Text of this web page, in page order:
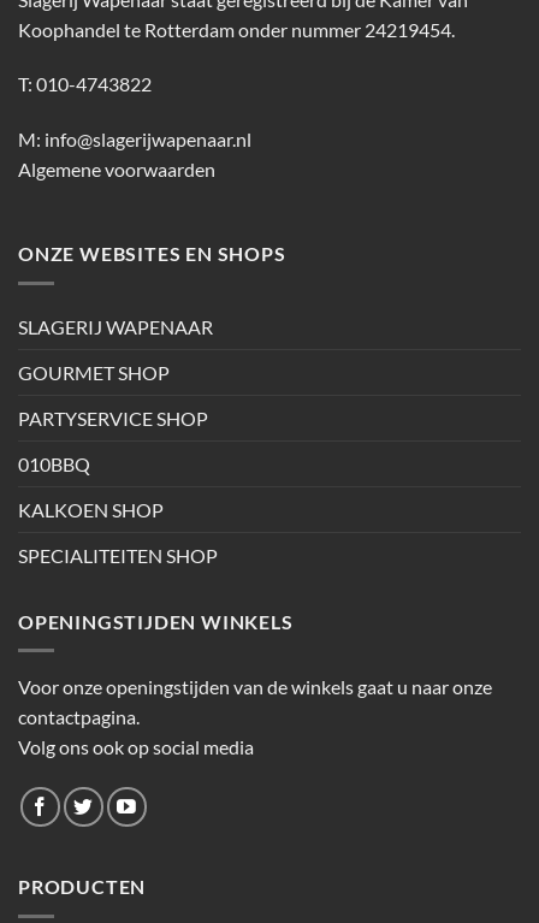
Koophandel te Rotterdam onder nummer 24219454.
T: 010-4743822
M: info@slagerijwapenaar.nl
Algemene voorwaarden
ONZE WEBSITES EN SHOPS
SLAGERIJ WAPENAAR
GOURMET SHOP
PARTYSERVICE SHOP
010BBQ
KALKOEN SHOP
SPECIALITEITEN SHOP
OPENINGSTIJDEN WINKELS
Voor onze openingstijden van de winkels gaat u naar onze
contactpagina.
Volg ons ook op social media
PRODUCTEN